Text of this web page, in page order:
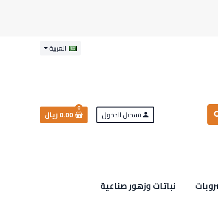
العربية
person تسجيل الدخول
0
0.00 ريال
نباتات وزهور صناعية